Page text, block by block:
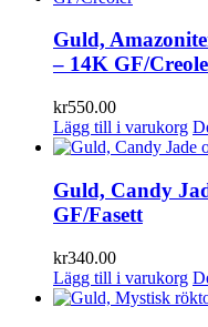
Guld,
– 14K GF/
kr550.00
Lägg till i varukorg
Guld, Candy
GF/Fasett
kr340.00
Lägg till i varukorg